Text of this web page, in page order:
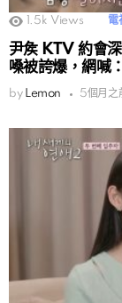
1.5k Views 電
尹矦 KTV 約會
嗓被誇爆，網喊
by Lemon 5個月之